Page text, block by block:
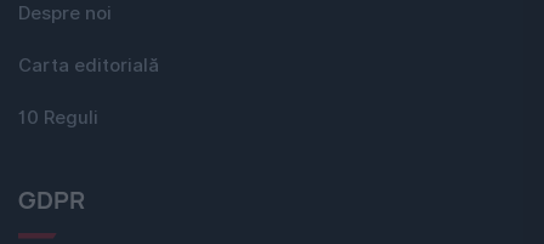
Despre noi
Carta editorială
10 Reguli
GDPR